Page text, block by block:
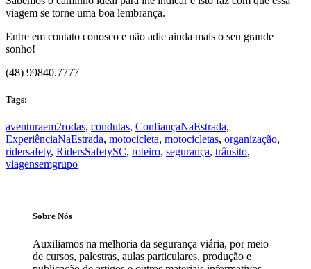
viagem se torne uma boa lembrança.
Entre em contato conosco e não adie ainda mais o seu grande
sonho!
(48) 99840.7777⁠
Tags:
aventuraem2rodas, condutas, ConfiançaNaEstrada,
ExperiênciaNaEstrada, motocicleta, motocicletas, organização,
ridersafety, RidersSafetySC, roteiro, segurança, trânsito,
viagensemgrupo
Sobre Nós
Auxiliamos na melhoria da segurança viária, por meio
de cursos, palestras, aulas particulares, produção e